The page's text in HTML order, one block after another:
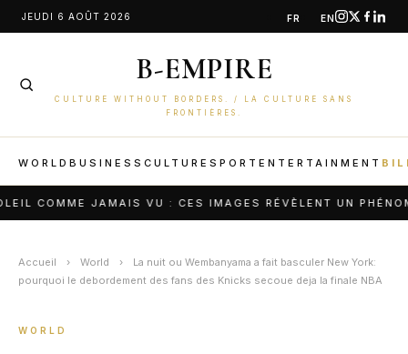
AllerJEUDI 6 AOÛT 2026 FR EN
B-EMPIRE
CULTURE WITHOUT BORDERS. / LA CULTURE SANS
FRONTIÈRES.
WORLD BUSINESS CULTURE SPORT ENTERTAINMENT
JAMAIS VU : CES IMAGES RÉVÈLENT UN PHÉNOMÈNE
Accueil › World ›
La nuit ou Wembanyama a fait basculer New York:
pourquoi le debordement des fans des Knicks secoue deja la finale NBA
WORLD